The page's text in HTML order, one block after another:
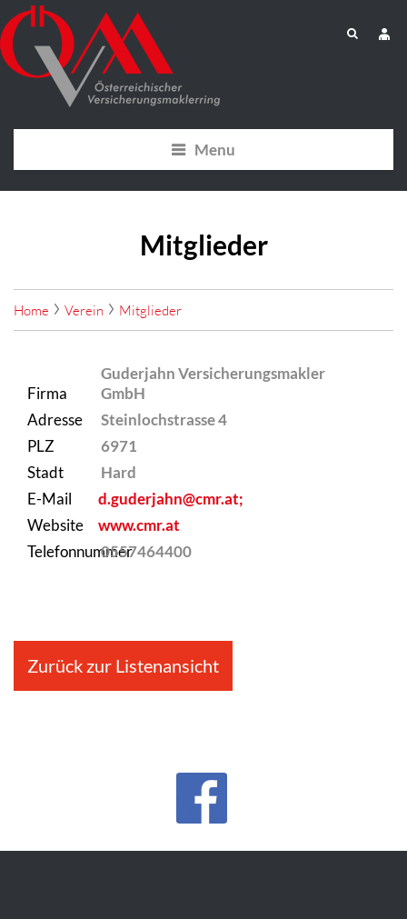
Menu
Mitglieder
Home Verein Mitglieder
Firma
Guderjahn Versicherungsmakler
GmbH
Adresse
Steinlochstrasse 4
PLZ
6971
Stadt
Hard
E-Mail
d.guderjahn@cmr.at;
Website
www.cmr.at
Telefonnummer0557464400
Zurück zur Listenansicht